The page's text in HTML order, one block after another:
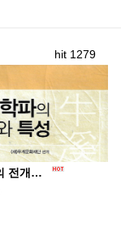
hit 1279
우계학파의 전개와 특성